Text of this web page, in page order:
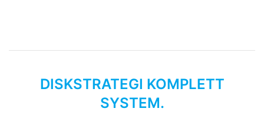
DISKSTRATEGI KOMPLETT
SYSTEM.